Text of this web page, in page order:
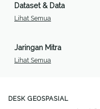
Dataset & Data
Lihat Semua
Jaringan Mitra
Lihat Semua
DESK GEOSPASIAL